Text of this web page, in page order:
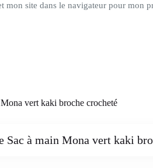
mon site dans le navigateur pour mon
vert kaki broche crocheté
Sac à main Mona vert kaki